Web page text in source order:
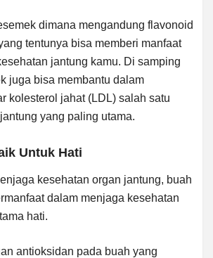
dimana mengandung flavonoid
tentunya bisa memberi manfaat
jantung kamu. Di samping
juga bisa membantu dalam
kolesterol jahat (LDL) salah satu
yang paling utama.
Untuk Hati
kesehatan organ jantung, buah
dalam menjaga kesehatan
hati.
antioksidan pada buah yang